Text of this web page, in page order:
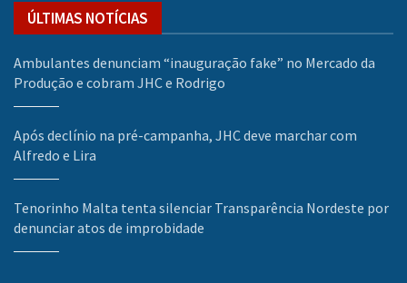
ÚLTIMAS NOTÍCIAS
Ambulantes denunciam “inauguração fake” no Mercado da
Produção e cobram JHC e Rodrigo
Após declínio na pré-campanha, JHC deve marchar com
Alfredo e Lira
Tenorinho Malta tenta silenciar Transparência Nordeste por
denunciar atos de improbidade